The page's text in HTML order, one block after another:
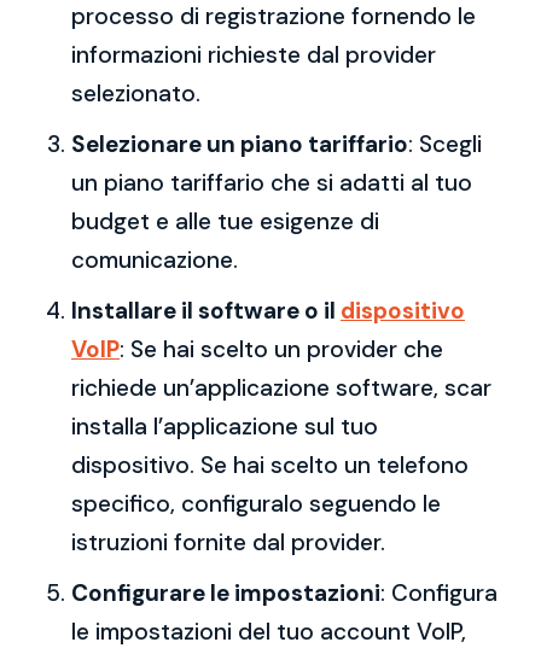
processo di registrazione fornendo le
informazioni richieste dal provider
selezionato.
Selezionare un piano tariffario: Scegli
un piano tariffario che si adatti al tuo
budget e alle tue esigenze di
comunicazione.
Installare il software o il dispositivo
VoIP: Se hai scelto un provider che
richiede un’applicazione software, scar
installa l’applicazione sul tuo
dispositivo. Se hai scelto un telefono
specifico, configuralo seguendo le
istruzioni fornite dal provider.
Configurare le impostazioni: Configura
le impostazioni del tuo account VoIP,